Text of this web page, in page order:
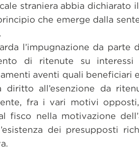
straniera abbia dichiarato
che emerge dalla
l’impugnazione da parte
di ritenute su interessi
aventi quali beneficiari
all’esenzione da
fra i vari motivi
fisco nella motivazione
dei presupposti